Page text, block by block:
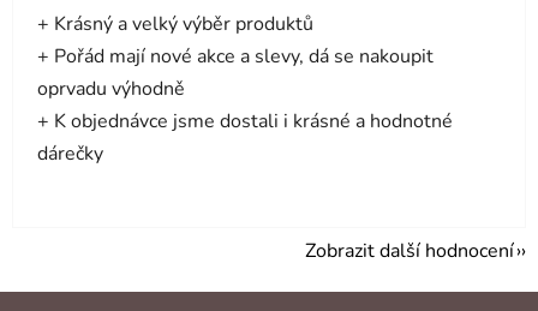
+ Krásný a velký výběr produktů
+ Pořád mají nové akce a slevy, dá se nakoupit
oprvadu výhodně
+ K objednávce jsme dostali i krásné a hodnotné
dárečky
Zobrazit další hodnocení